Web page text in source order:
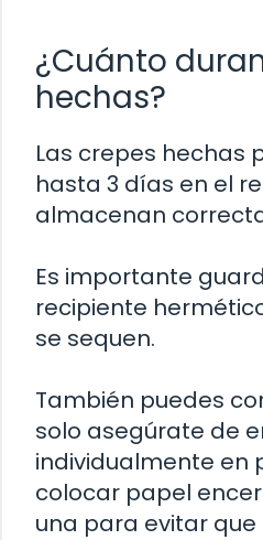
¿Cuánto
hechas?
Las crepes hechas
hasta 3 días en el
almacenan
Es importante
recipiente
se sequen.
También puedes
solo asegúrate de
individualmente en
colocar papel
una para evitar que